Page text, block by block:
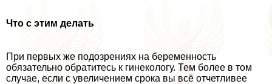
Что с этим делать
При первых же подозрениях на беременность
обязательно обратитесь к гинекологу. Тем более в том
случае, если с увеличением срока вы всё отчетливее